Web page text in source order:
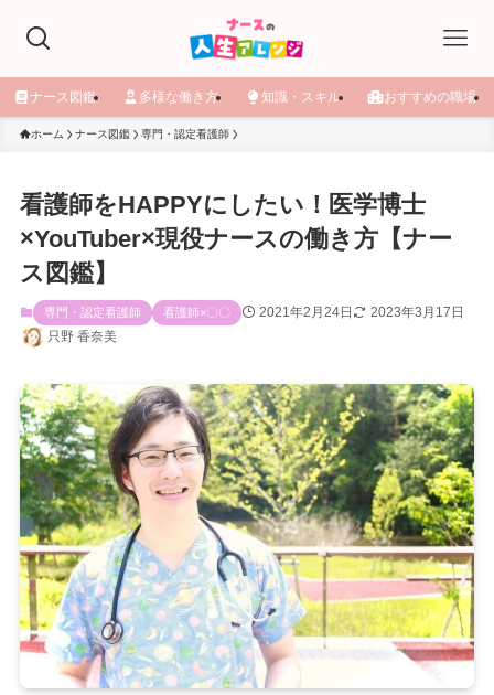
ナース図鑑 多様な働き方 知識・スキル おすすめの職場
ホーム ナース図鑑 専門・認定看護師
看護師をHAPPYにしたい！医学博士
×YouTuber×現役ナースの働き方【ナー
ス図鑑】
専門・認定看護師 看護師×〇〇 2021年2月24日
2023年3月17日
只野 香奈美